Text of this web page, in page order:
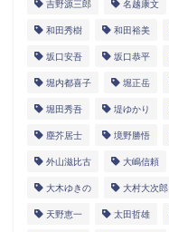
吉野源三郎 名越康文
和田秀樹 和田裕美
坂口安吾 坂口恭平
堀内都喜子 堀正岳
堀田秀吾 堤ゆかり
塵芥居士 境野勝悟
外山滋比古 大嶋信頼
大木ゆきの 大村大次郎
天野恵一 太田哲雄